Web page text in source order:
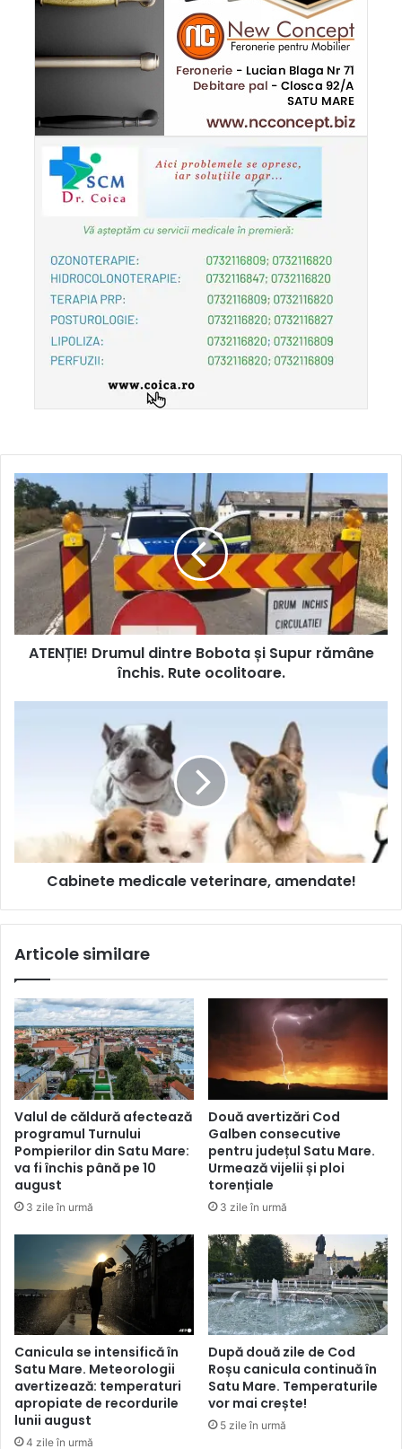
ATENȚIE! Drumul dintre Bobota și Supur rămâne
închis. Rute ocolitoare.
Cabinete medicale veterinare, amendate!
Articole similare
Valul de căldură afectează
programul Turnului
Pompierilor din Satu Mare:
va fi închis până pe 10
august
3 zile în urmă
Două avertizări Cod
Galben consecutive
pentru județul Satu Mare.
Urmează vijelii și ploi
torențiale
3 zile în urmă
Canicula se intensifică în
Satu Mare. Meteorologii
avertizează: temperaturi
apropiate de recordurile
lunii august
4 zile în urmă
După două zile de Cod
Roșu canicula continuă în
Satu Mare. Temperaturile
vor mai crește!
5 zile în urmă